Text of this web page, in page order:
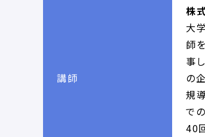
講師
株
大
師
事
の
規
で
40